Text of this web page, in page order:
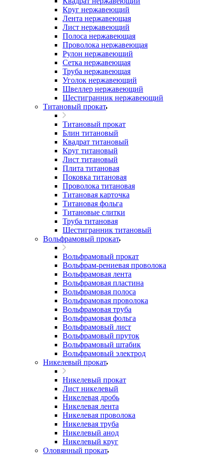
Круг нержавеющий
Лента нержавеющая
Лист нержавеющий
Полоса нержавеющая
Проволока нержавеющая
Рулон нержавеющий
Сетка нержавеющая
Труба нержавеющая
Уголок нержавеющий
Швеллер нержавеющий
Шестигранник нержавеющий
Титановый прокат
Титановый прокат
Блин титановый
Квадрат титановый
Круг титановый
Лист титановый
Плита титановая
Поковка титановая
Проволока титановая
Титановая карточка
Титановая фольга
Титановые слитки
Труба титановая
Шестигранник титановый
Вольфрамовый прокат
Вольфрамовый прокат
Вольфрам-рениевая проволока
Вольфрамовая лента
Вольфрамовая пластина
Вольфрамовая полоса
Вольфрамовая проволока
Вольфрамовая труба
Вольфрамовая фольга
Вольфрамовый лист
Вольфрамовый пруток
Вольфрамовый штабик
Вольфрамовый электрод
Никелевый прокат
Никелевый прокат
Лист никелевый
Никелевая дробь
Никелевая лента
Никелевая проволока
Никелевая труба
Никелевый анод
Никелевый круг
Оловянный прокат